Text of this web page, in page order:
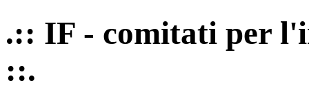
.:: IF - comitati per
::.